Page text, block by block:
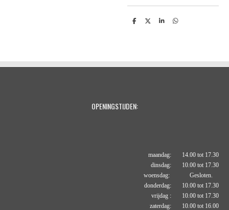
D
D
S
D
OPENINGSTIJDEN:
maandag: 14.00 tot 17.30
dinsdag: 10.00 tot 17.30
woensdag: Gesloten.
donderdag: 10.00 tot 17.30
vrijdag : 10.00 tot 17.30
zaterdag: 10.00 tot 16.00